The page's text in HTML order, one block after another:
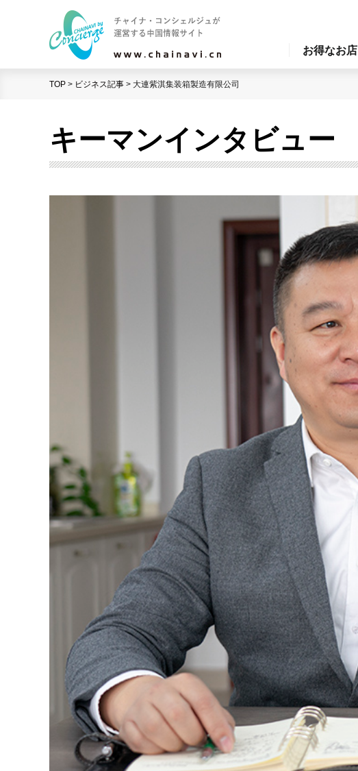
お得なお店
TOP > ビジネス記事 > 大連紫淇集装箱製造有限公司
キーマンインタビュー